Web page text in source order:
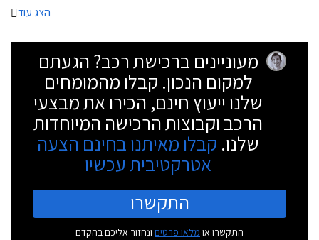
הצג עוד
מעוניינים ברכישת רכב? הגעתם
למקום הנכון. קבלו מהמומחים
שלנו ייעוץ חינם, הכירו את מבצעי
הרכב וקבוצות הרכישה המיוחדות
שלנו. קבלו מאיתנו בחינם הצעה
אטרקטיבית עכשיו
התקשרו
התקשרו או מלאו פרטים ונחזור אליכם בהקדם